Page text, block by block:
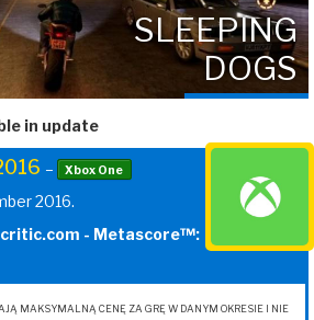
SLEEPING
DOGS
in update
– Xbox One
2016.
- Metascore™:
MAKSYMALNĄ CENĘ ZA GRĘ W DANYM OKRESIE I NIE